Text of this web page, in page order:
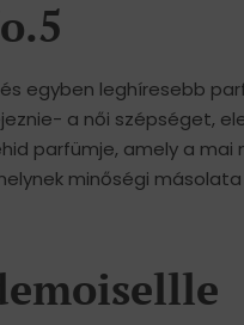
egyben leghíresebb
a női szépséget,
parfümje, amely a
minőségi